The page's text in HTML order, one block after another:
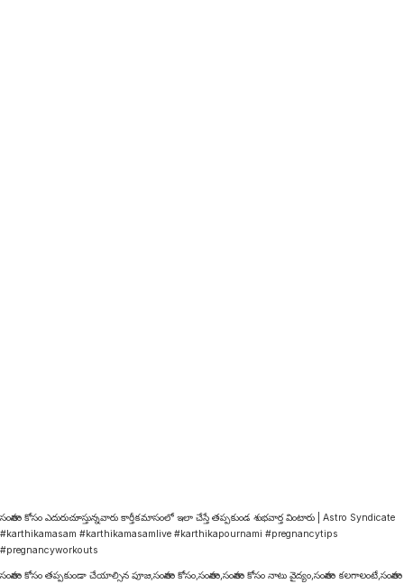
సంతానం కోసం ఎదురుచూస్తున్నవారు కార్తీకమాసంలో ఇలా చేస్తే తప్పకుండ శుభవార్త వింటారు | Astro Syndicate
#karthikamasam #karthikamasamlive #karthikapournami #pregnancytips
#pregnancyworkouts
సంతానం కోసం తప్పకుండా చేయాల్సిన పూజ,సంతానం కోసం,సంతానం,సంతానం కోసం నాటు వైద్యం,సంతానం కలగాలంటే,సంతానం